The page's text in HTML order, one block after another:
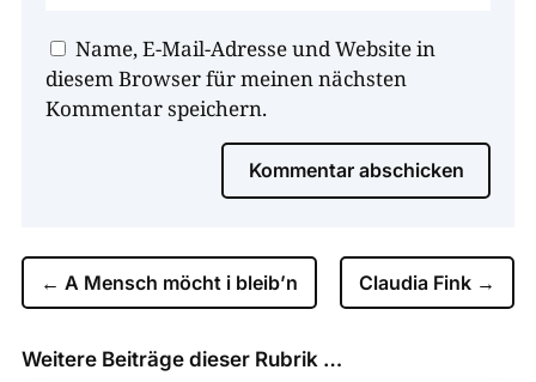
Name, E-Mail-Adresse und Website in
diesem Browser für meinen nächsten
Kommentar speichern.
Kommentar abschicken
← A Mensch möcht i bleib’n Claudia Fink →
Weitere Beiträge dieser Rubrik …